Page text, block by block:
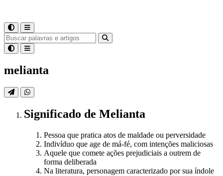
melianta
Significado de Melianta
Pessoa que pratica atos de maldade ou perversidade
Indivíduo que age de má-fé, com intenções maliciosas
Aquele que comete ações prejudiciais a outrem de
forma deliberada
Na literatura, personagem caracterizado por sua índole